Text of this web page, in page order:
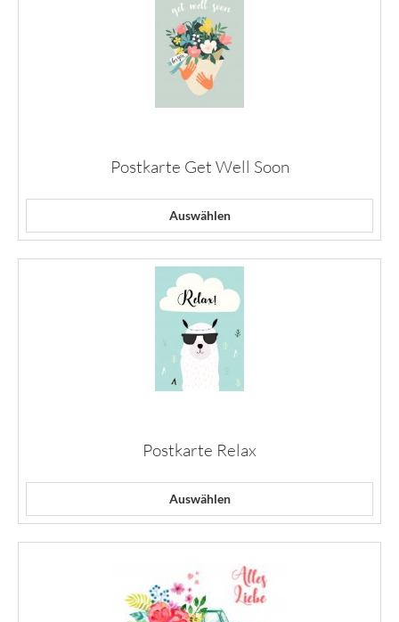
Postkarte Get Well Soon
Auswählen
Postkarte Relax
Auswählen